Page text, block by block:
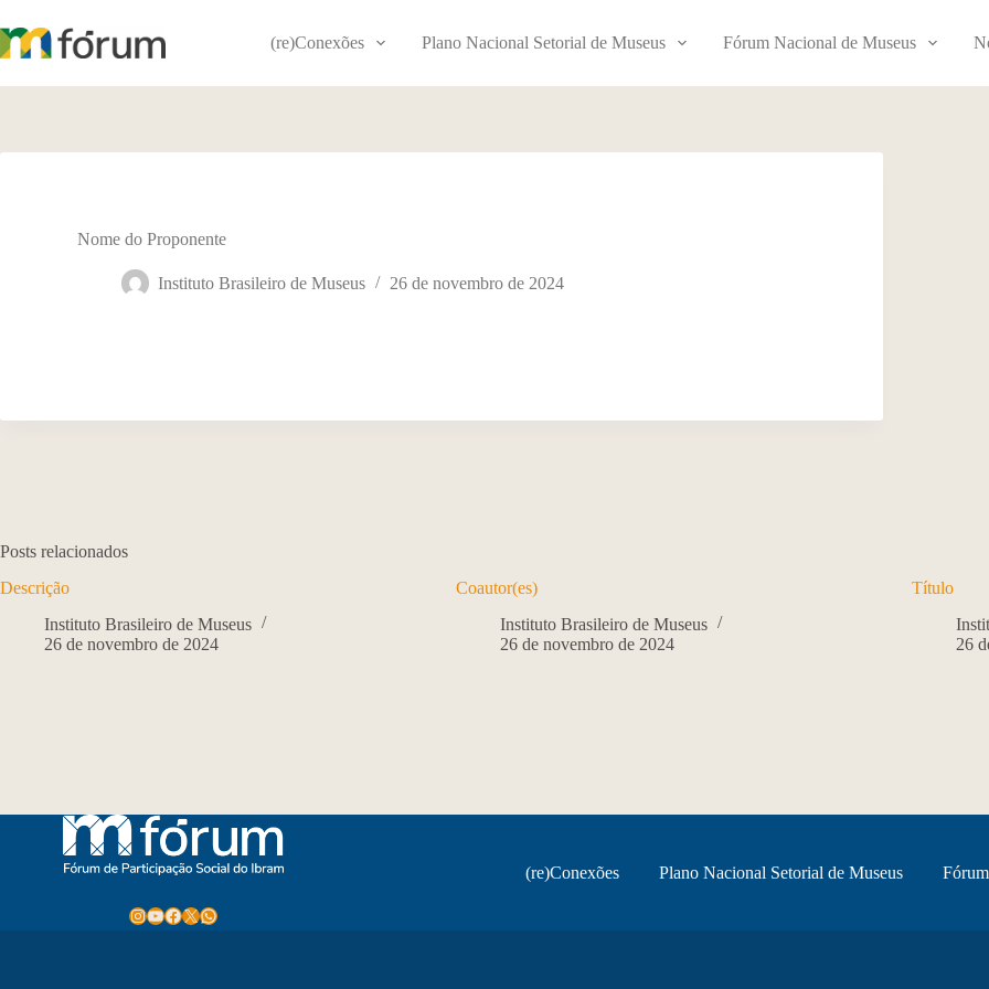
para
o
(re)Conexões Plano Nacional Setorial de Museus Fórum Nacional de Museus
Nome do Proponente
Instituto Brasileiro de Museus 26 de novembro de 2024
Posts relacionados
Descrição
Instituto Brasileiro de Museus
26 de novembro de 2024
Coautor(es)
Instituto Brasileiro de Museus
26 de novembro de 2024
Título
26
Instagram
Youtube
Facebook
X WhatsApp
(re)Conexões Plano Nacional Setorial de Museus